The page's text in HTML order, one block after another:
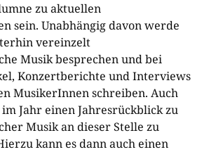
zu aktuellen
sein. Unabhängig davon werde
vereinzelt
Musik besprechen und bei
Konzertberichte und Interviews
MusikerInnen schreiben. Auch
Jahr einen Jahresrückblick zu
Musik an dieser Stelle zu
kann es dann auch einen